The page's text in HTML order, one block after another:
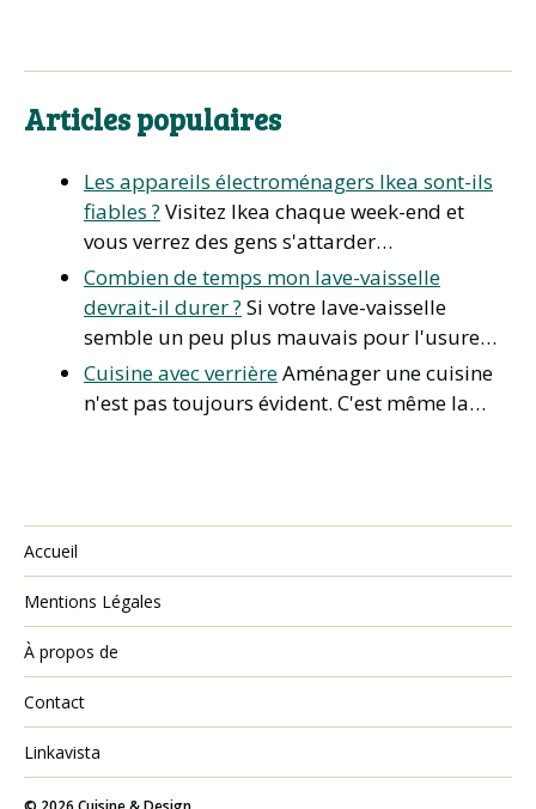
Articles populaires
Les appareils électroménagers Ikea sont-ils
fiables ? Visitez Ikea chaque week-end et
vous verrez des gens s'attarder…
Combien de temps mon lave-vaisselle
devrait-il durer ? Si votre lave-vaisselle
semble un peu plus mauvais pour l'usure…
Cuisine avec verrièreAménager une cuisine
n'est pas toujours évident. C'est même la…
Accueil
Mentions Légales
À propos de
Contact
Linkavista